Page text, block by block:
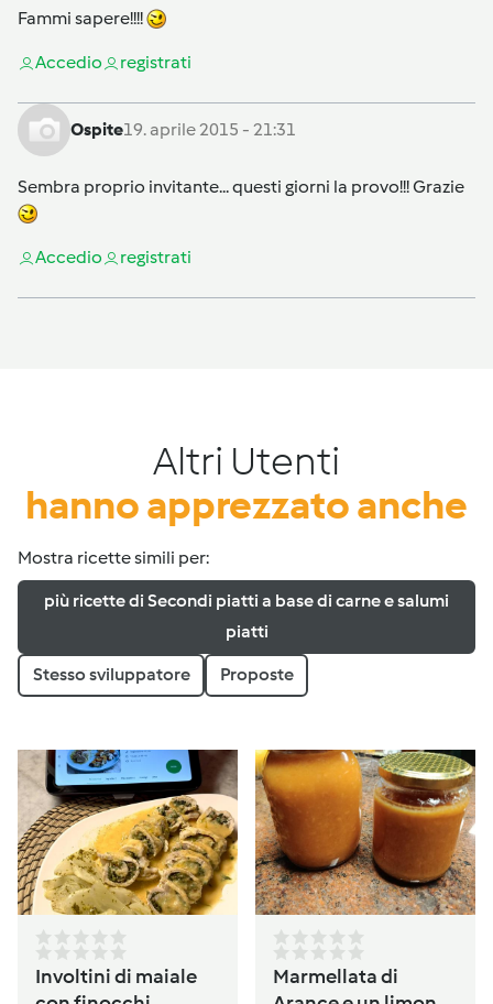
Fammi sapere!!!!
Accedio registrati
Ospite19. aprile 2015 - 21:31
Sembra proprio invitante... questi giorni la provo!!! Grazie
Accedio registrati
Altri Utenti
hanno apprezzato anche
Mostra ricette simili per:
più ricette di Secondi piatti a base di carne e salumi
piatti
Stesso sviluppatore Proposte
Involtini di maiale
Marmellata di